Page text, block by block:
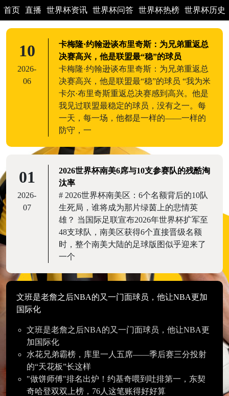
首页 直播 世界杯资讯 世界杯问答 世界杯热榜 世界杯历史
10
2026-
06
卡梅隆·约翰逊谈布里奇斯：为兄弟重返总
决赛高兴，他是联盟最“稳”的球员
卡梅隆·约翰逊谈布里奇斯：为兄弟重返总
决赛高兴，他是联盟最“稳”的球员 “我为米
卡尔·布里奇斯重返总决赛感到高兴。他是
我见过联盟最稳定的球员，没有之一。每
一天，每一场，他都是一样的——一样的
防守，一
01
2026-
07
2026世界杯南美6席与10支参赛队的残酷淘
汰率
# 2026世界杯南美区：6个名额背后的10队
生死局，谁将成为那片绿茵上的悲情英
雄？ 当国际足联宣布2026年世界杯扩军至
48支球队，南美区获得6个直接晋级名额
时，整个南美大陆的足球版图似乎迎来了
一个
文班是老詹之后NBA的又一门面球员，他让NBA更加
国际化
文班是老詹之后NBA的又一门面球员，他让NBA更
加国际化
水花兄弟霸榜，库里一人五席——季后赛三分投射
的“天花板”长这样
"做饼师傅"排名出炉！约基奇喂到吐排第一，东契
奇哈登双双上榜，76人这笔账得好好算